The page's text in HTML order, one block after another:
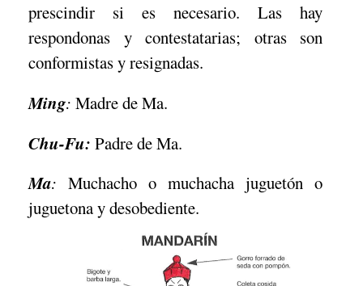
prescindir si es necesario. Las hay
respondonas y contestatarias; otras son
conformistas y resignadas.
Ming: Madre de Ma.
Chu-Fu: Padre de Ma.
Ma: Muchacho o muchacha juguetón o
juguetona y desobediente.